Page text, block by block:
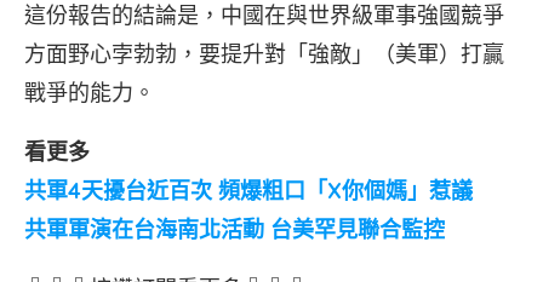
這份報告的結論是，中國在與世界級軍事強國競爭
方面野心孛勃勃，要提升對「強敵」（美軍）打贏
戰爭的能力。
看更多
共軍4天擾台近百次 頻爆粗口「X你個媽」惹議
共軍軍演在台海南北活動 台美罕見聯合監控